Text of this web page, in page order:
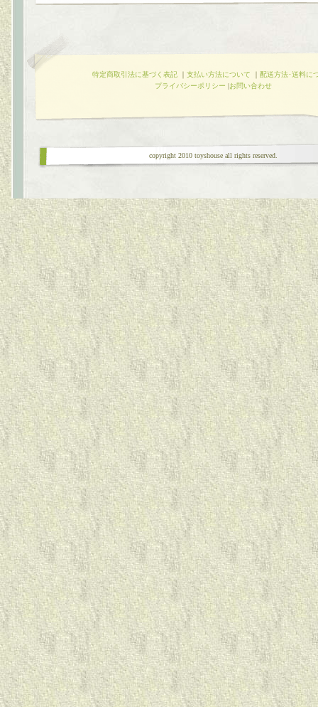
特定商取引法に基づく表記 ｜ 支払い方法について ｜ 配送方法･送料に
プライバシーポリシー |お問い合わせ
copyright 2010 toyshouse all rights reserved.